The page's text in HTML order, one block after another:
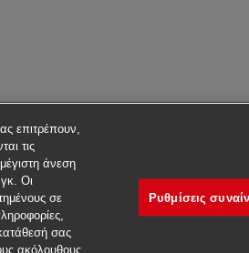
επιτρέπουν,
τις
άνεση
Οι
σε
σας
ακόλουθους
Ρυθμίσεις